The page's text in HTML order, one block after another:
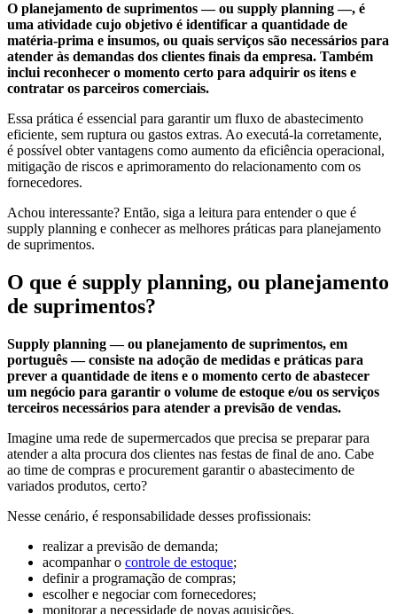
O planejamento de suprimentos — ou supply planning —, é
uma atividade cujo objetivo é identificar a quantidade de
matéria-prima e insumos, ou quais serviços são necessários para
atender às demandas dos clientes finais da empresa. Também
inclui reconhecer o momento certo para adquirir os itens e
contratar os parceiros comerciais.
Essa prática é essencial para garantir um fluxo de abastecimento
eficiente, sem ruptura ou gastos extras. Ao executá-la corretamente,
é possível obter vantagens como aumento da eficiência operacional,
mitigação de riscos e aprimoramento do relacionamento com os
fornecedores.
Achou interessante? Então, siga a leitura para entender o que é
supply planning e conhecer as melhores práticas para planejamento
de suprimentos.
O que é supply planning, ou planejamento
de suprimentos?
Supply planning — ou planejamento de suprimentos, em
português — consiste na adoção de medidas e práticas para
prever a quantidade de itens e o momento certo de abastecer
um negócio para garantir o volume de estoque e/ou os serviços
terceiros necessários para atender a previsão de vendas.
Imagine uma rede de supermercados que precisa se preparar para
atender a alta procura dos clientes nas festas de final de ano. Cabe
ao time de compras e procurement garantir o abastecimento de
variados produtos, certo?
Nesse cenário, é responsabilidade desses profissionais:
realizar a previsão de demanda;
acompanhar o controle de estoque;
definir a programação de compras;
escolher e negociar com fornecedores;
monitorar a necessidade de novas aquisições.